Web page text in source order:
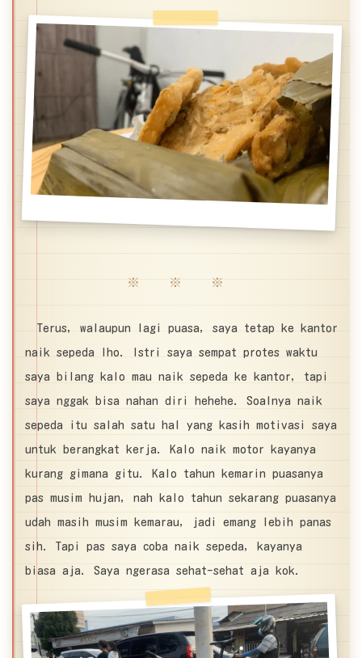
※ ※ ※
Terus, walaupun lagi puasa, saya tetap ke kantor
naik sepeda lho. Istri saya sempat protes waktu
saya bilang kalo mau naik sepeda ke kantor, tapi
saya nggak bisa nahan diri hehehe. Soalnya naik
sepeda itu salah satu hal yang kasih motivasi saya
untuk berangkat kerja. Kalo naik motor kayanya
kurang gimana gitu. Kalo tahun kemarin puasanya
pas musim hujan, nah kalo tahun sekarang puasanya
udah masih musim kemarau, jadi emang lebih panas
sih. Tapi pas saya coba naik sepeda, kayanya
biasa aja. Saya ngerasa sehat-sehat aja kok.